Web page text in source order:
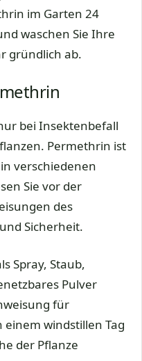
im Garten 24
waschen Sie Ihre
gründlich ab.
bei Insektenbefall
Permethrin ist
verschiedenen
Sie vor der
des
Sicherheit.
Spray, Staub,
Pulver
für
windstillen Tag
der Pflanze